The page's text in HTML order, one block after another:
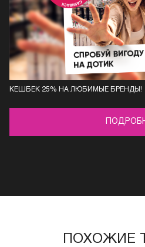
КЕШБЕК 25% НА ЛЮБИМЫЕ БРЕНДЫ!
ПОХОЖИЕ